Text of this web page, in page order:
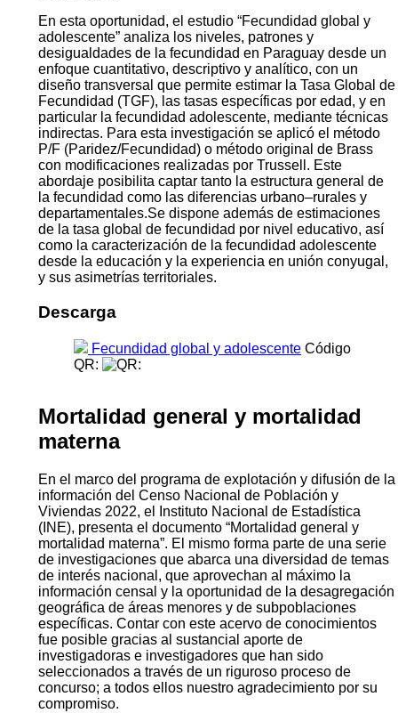
En esta oportunidad, el estudio “Fecundidad global y
adolescente” analiza los niveles, patrones y
desigualdades de la fecundidad en Paraguay desde un
enfoque cuantitativo, descriptivo y analítico, con un
diseño transversal que permite estimar la Tasa Global de
Fecundidad (TGF), las tasas específicas por edad, y en
particular la fecundidad adolescente, mediante técnicas
indirectas. Para esta investigación se aplicó el método
P/F (Paridez/Fecundidad) o método original de Brass
con modificaciones realizadas por Trussell. Este
abordaje posibilita captar tanto la estructura general de
la fecundidad como las diferencias urbano–rurales y
departamentales.Se dispone además de estimaciones
de la tasa global de fecundidad por nivel educativo, así
como la caracterización de la fecundidad adolescente
desde la educación y la experiencia en unión conyugal,
y sus asimetrías territoriales.
Descarga
Fecundidad global y adolescente Código
QR:
Mortalidad general y mortalidad
materna
En el marco del programa de explotación y difusión de la
información del Censo Nacional de Población y
Viviendas 2022, el Instituto Nacional de Estadística
(INE), presenta el documento “Mortalidad general y
mortalidad materna”. El mismo forma parte de una serie
de investigaciones que abarca una diversidad de temas
de interés nacional, que aprovechan al máximo la
información censal y la oportunidad de la desagregación
geográfica de áreas menores y de subpoblaciones
específicas. Contar con este acervo de conocimientos
fue posible gracias al sustancial aporte de
investigadoras e investigadores que han sido
seleccionados a través de un riguroso proceso de
concurso; a todos ellos nuestro agradecimiento por su
compromiso.